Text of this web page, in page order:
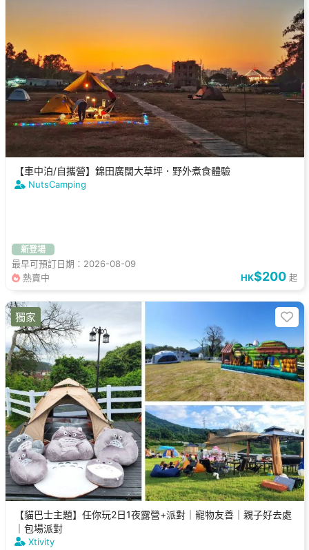
【車中泊/自攜營】錦田廣闊大草坪．野外煮食體驗
NutsCamping
新登場
最早可預訂日期：2026-08-09
熱賣中
HK$200 起
【貓巴士主題】任你玩2日1夜露營+派對｜寵物友善｜親子好去處
｜包場派對
Xtivity
獨家